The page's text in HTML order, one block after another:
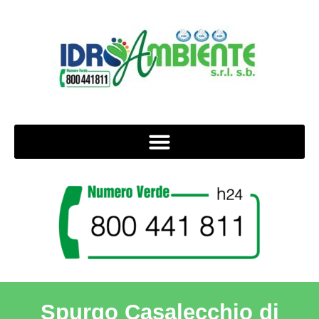
Spurgo Casalecchio di